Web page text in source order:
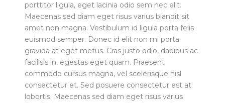
porttitor ligula, eget lacinia odio sem nec elit.
Maecenas sed diam eget risus varius blandit sit
amet non magna. Vestibulum id ligula porta felis
euismod semper. Donec id elit non mi porta
gravida at eget metus. Cras justo odio, dapibus ac
facilisis in, egestas eget quam. Praesent
commodo cursus magna, vel scelerisque nisl
consectetur et. Sed posuere consectetur est at
lobortis. Maecenas sed diam eget risus varius